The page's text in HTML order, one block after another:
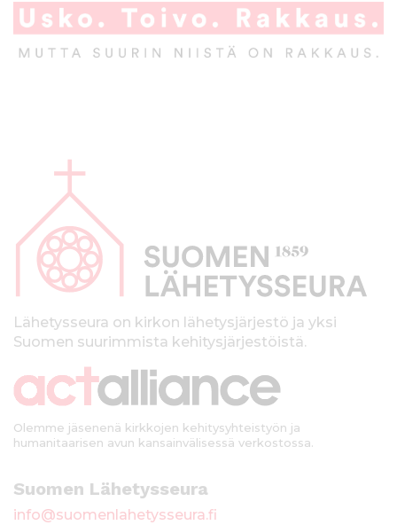
p
kLähetysseura on kirkon lähetysjärjestö ja yksi
Suomen suurimmista kehitysjärjestöistä.
Olemme jäsenenä kirkkojen kehitysyhteistyön ja
humanitaarisen avun kansainvälisessä verkostossa.
Suomen Lähetysseura
info@suomenlahetysseura.fi